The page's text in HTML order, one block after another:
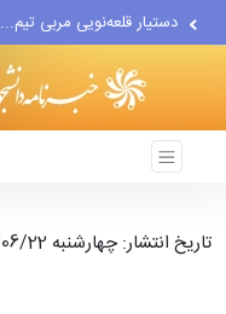
دستیار قلعه‌نویی مربی تیم...
انتشار اخبار جعلی توسط...
تاریخ انتشار: چهارشنبه 1402/06/22 - 21:25